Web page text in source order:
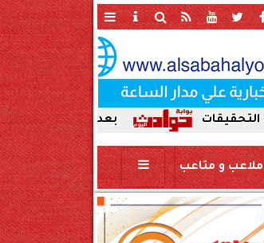
بعد ضبط حمير مذبوحة في محافظة
ملاعب و متاعب